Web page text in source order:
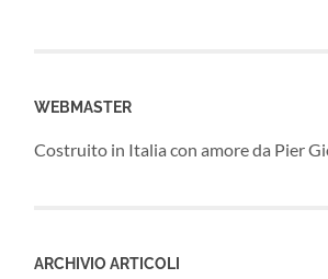
WEBMASTER
Costruito in Italia con amore da Pier
ARCHIVIO ARTICOLI